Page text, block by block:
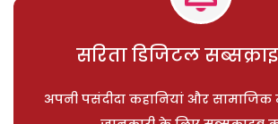
सरिता डिजिटल
अपनी पसंदीदा कहानियां और सामाजिक